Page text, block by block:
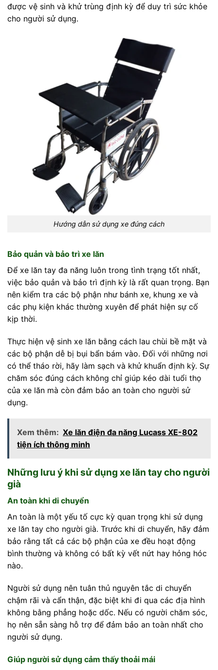
được vệ sinh và khử trùng định kỳ để duy trì sức khỏe
cho người sử dụng.
Hướng dẫn sử dụng xe đúng cách
Bảo quản và bảo trì xe lăn
Để xe lăn tay đa năng luôn trong tình trạng tốt nhất,
việc bảo quản và bảo trì định kỳ là rất quan trọng. Bạn
nên kiểm tra các bộ phận như bánh xe, khung xe và
các phụ kiện khác thường xuyên để phát hiện sự cố
kịp thời.
Thực hiện vệ sinh xe lăn bằng cách lau chùi bề mặt và
các bộ phận dễ bị bụi bẩn bám vào. Đối với những nơi
có thể tháo rời, hãy làm sạch và khử khuẩn định kỳ. Sự
chăm sóc đúng cách không chỉ giúp kéo dài tuổi thọ
của xe lăn mà còn đảm bảo an toàn cho người sử
dụng.
Xem thêm: Xe lăn điện đa năng Lucass XE-802
tiện ích thông minh
Những lưu ý khi sử dụng xe lăn tay cho người
già
An toàn khi di chuyển
An toàn là một yếu tố cực kỳ quan trọng khi sử dụng
xe lăn tay cho người già. Trước khi di chuyển, hãy đảm
bảo rằng tất cả các bộ phận của xe đều hoạt động
bình thường và không có bất kỳ vết nứt hay hỏng hóc
nào.
Người sử dụng nên tuân thủ nguyên tắc di chuyển
chậm rãi và cẩn thận, đặc biệt khi đi qua các địa hình
không bằng phẳng hoặc dốc. Nếu có người chăm sóc,
họ nên sẵn sàng hỗ trợ để đảm bảo an toàn nhất cho
người sử dụng.
Giúp người sử dụng cảm thấy thoải mái